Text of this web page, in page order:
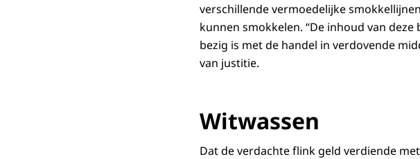
verschillende vermoedelijke
kunnen smokkelen. “De inhoud van
bezig is met de handel in verdovende
van justitie.
Witwassen
Dat de verdachte flink geld verdiende